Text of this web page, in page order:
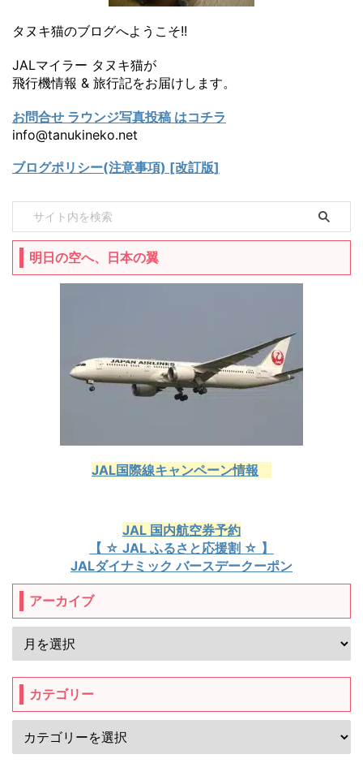
タヌキ猫のブログへようこそ!!
JALマイラー タヌキ猫が
飛行機情報 & 旅行記をお届けします。
お問合せ ラウンジ写真投稿 はコチラ
info@tanukineko.net
ブログポリシー(注意事項) [改訂版]
明日の空へ、日本の翼
JAL国際線キャンペーン情報
JAL 国内航空券予約
【 ☆ JAL ふるさと応援割 ☆ 】
JALダイナミック バースデークーポン
アーカイブ
カテゴリー